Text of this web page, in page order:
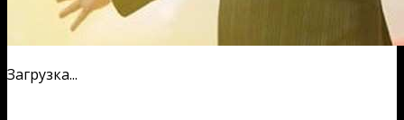
Загрузка...